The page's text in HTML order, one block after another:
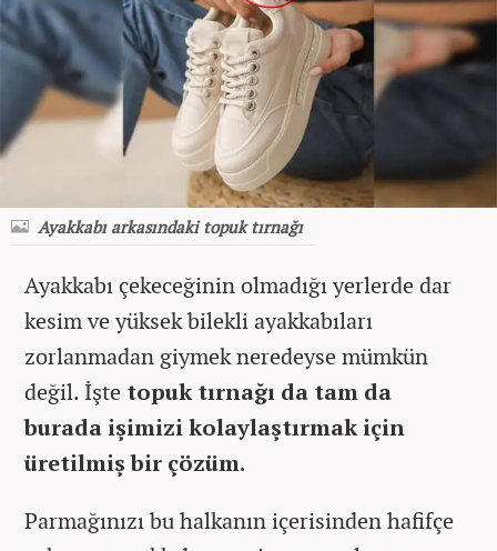
Ayakkabı arkasındaki topuk tırnağı
Ayakkabı çekeceğinin olmadığı yerlerde dar
kesim ve yüksek bilekli ayakkabıları
zorlanmadan giymek neredeyse mümkün
değil. İşte topuk tırnağı da tam da
burada işimizi kolaylaştırmak için
üretilmiş bir çözüm.
Parmağınızı bu halkanın içerisinden hafifçe